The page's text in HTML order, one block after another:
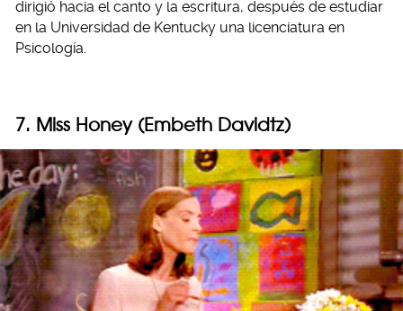
dirigió hacia el canto y la escritura, después de estudiar
en la Universidad de Kentucky una licenciatura en
Psicología.
7. Miss Honey (Embeth Davidtz)